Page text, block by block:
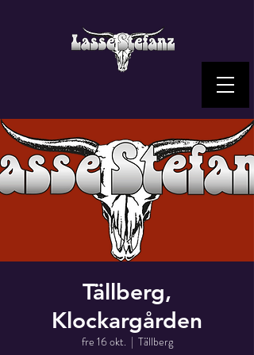
Tällberg,
Klockargården
fre 16 okt.
  |
Tällberg